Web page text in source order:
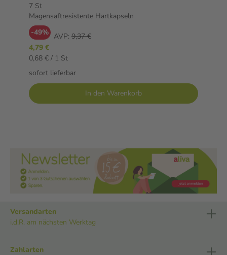
7 St
Magensaftresistente Hartkapseln
-49% AVP: 9,37 €
4,79 €
0,68 € / 1 St
sofort lieferbar
In den Warenkorb
Versandarten
i.d.R. am nächsten Werktag
Zahlarten